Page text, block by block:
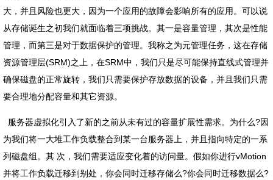
大，并且风险也更大，因为一个应用的故障会影响所有的应用。可以说
从存储诞生之初我们就面临着三项挑战。其一是容量管理，其次是性能
管理，而第三是对于数据保护的管理。我称之为元管理任务，这在存储
资源管理层(SRM)之上，在SRM中，我们只是尽可能保持直线式管理并
确保磁盘的正常旋转，我们只需要保护存放数据的设备，并且我们只需
要合理地分配容量和其它资源。
服务器虚拟化引入了新的之前从未有过的容量扩展性需求。为什么?因
为我们将一大堆工作负载整合到某一台服务器上，并且指向特定的一系
列磁盘组。其 次，我们需要适应变化着的访问量。假如你进行vMotion
并将工作负载迁移到别处，你会同时迁移存储么?你会同时迁移数据么?